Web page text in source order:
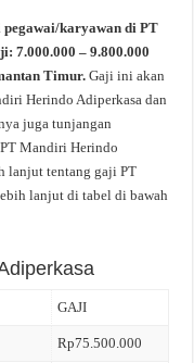
pegawai/karyawan di PT
7.000.000 – 9.800.000
Timur.Gaji ini akan
Herindo Adiperkasa dan
juga tunjangan
Mandiri Herindo
lanjut tentang gaji PT
lanjut di tabel di bawah
GAJI
Rp75.500.000